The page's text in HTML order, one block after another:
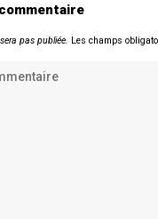
pas publiée. Les champs